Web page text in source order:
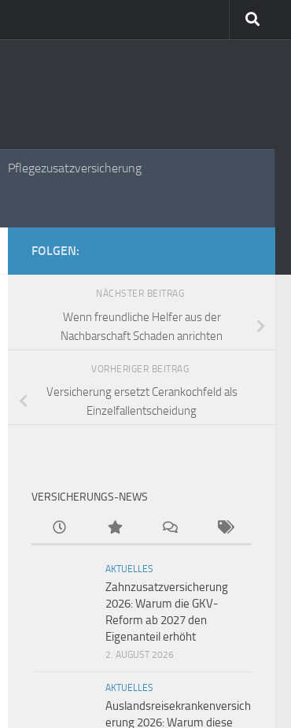
Pflegezusatzversicherung
FOLGEN:
NÄCHSTER BEITRAG
Wenn freundliche Helfer aus der
Nachbarschaft Schaden anrichten
VORHERIGER BEITRAG
Versicherung ersetzt Cerankochfeld als
Einzelfallentscheidung
VERSICHERUNGS-NEWS
AKTUELLES
Zahnzusatzversicherung
2026: Warum die GKV-
Reform ab 2027 den
Eigenanteil erhöht
2. AUGUST 2026
AKTUELLES
Auslandsreisekrankenversich
erung 2026: Warum diese